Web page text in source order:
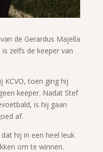
de Gerardus Majella
is zelfs de keeper van
KCVO, toen ging hij
keeper. Nadat Stef
is hij gaan
af.
hij in een heel leuk
om te winnen.